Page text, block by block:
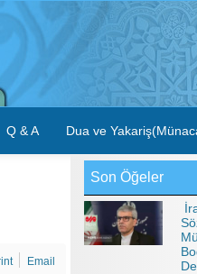
Q & A Dua ve
Email
Son Öğeler